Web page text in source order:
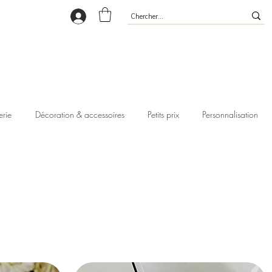
Décoration & accessoires Petits prix Personnalisation